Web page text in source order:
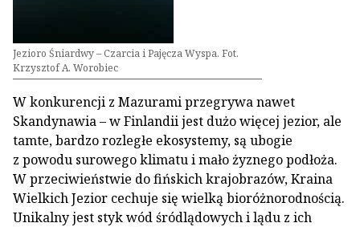
Jezioro Śniardwy – Czarcia i Pajęcza Wyspa. Fot.
Krzysztof A. Worobiec
W konkurencji z Mazurami przegrywa nawet
Skandynawia – w Finlandii jest dużo więcej jezior, ale
tamte, bardzo rozległe ekosystemy, są ubogie
z powodu surowego klimatu i mało żyznego podłoża.
W przeciwieństwie do fińskich krajobrazów, Kraina
Wielkich Jezior cechuje się wielką bioróżnorodnością.
Unikalny jest styk wód śródlądowych i lądu z ich